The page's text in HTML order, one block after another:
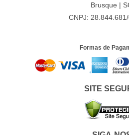
Brusque |
CNPJ:
Formas de
SITE